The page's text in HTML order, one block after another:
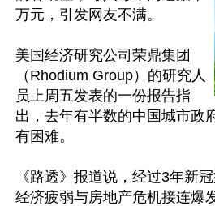
万元，引发网友不满。
美国经济研究公司荣鼎集团
（Rhodium Group）的研究人
员上周五发表的一份报告指
出，去年有半数的中国城市政
有困难。
《路透》报道说，经过3年新
经济疲弱与房地产危机接连爆